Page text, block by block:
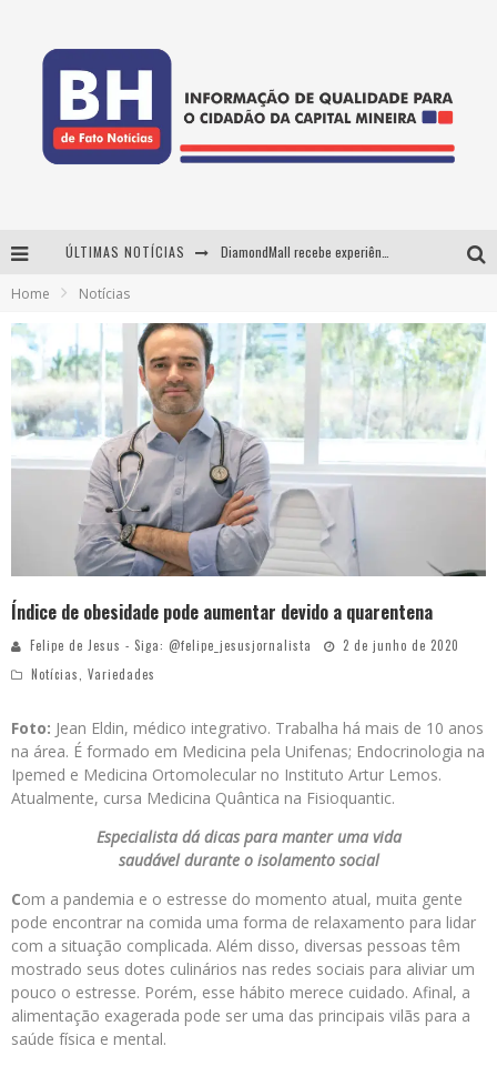
ÚLTIMAS NOTÍCIAS
29ª edição do Festival Cultura e Gastronomia de Tiradentes ocupa a cidade entre 21 e 30 de agosto, com o tema Minas Lusitânia
De BH para o mundo: conheça a stylist mineira por trás de turnês e campanhas globais
Home Notícias
Índice de obesidade pode aumentar devido a quarentena
Felipe de Jesus - Siga: @felipe_jesusjornalista
2 de junho de 2020
Notícias, Variedades
Foto: Jean Eldin, médico integrativo. Trabalha há mais de 10 anos
na área. É formado em Medicina pela Unifenas; Endocrinologia na
Ipemed e Medicina Ortomolecular no Instituto Artur Lemos.
Atualmente, cursa Medicina Quântica na Fisioquantic.
Especialista dá dicas para manter uma vida
saudável durante o isolamento social
Com a pandemia e o estresse do momento atual, muita gente
pode encontrar na comida uma forma de relaxamento para lidar
com a situação complicada. Além disso, diversas pessoas têm
mostrado seus dotes culinários nas redes sociais para aliviar um
pouco o estresse. Porém, esse hábito merece cuidado. Afinal, a
alimentação exagerada pode ser uma das principais vilãs para a
saúde física e mental.